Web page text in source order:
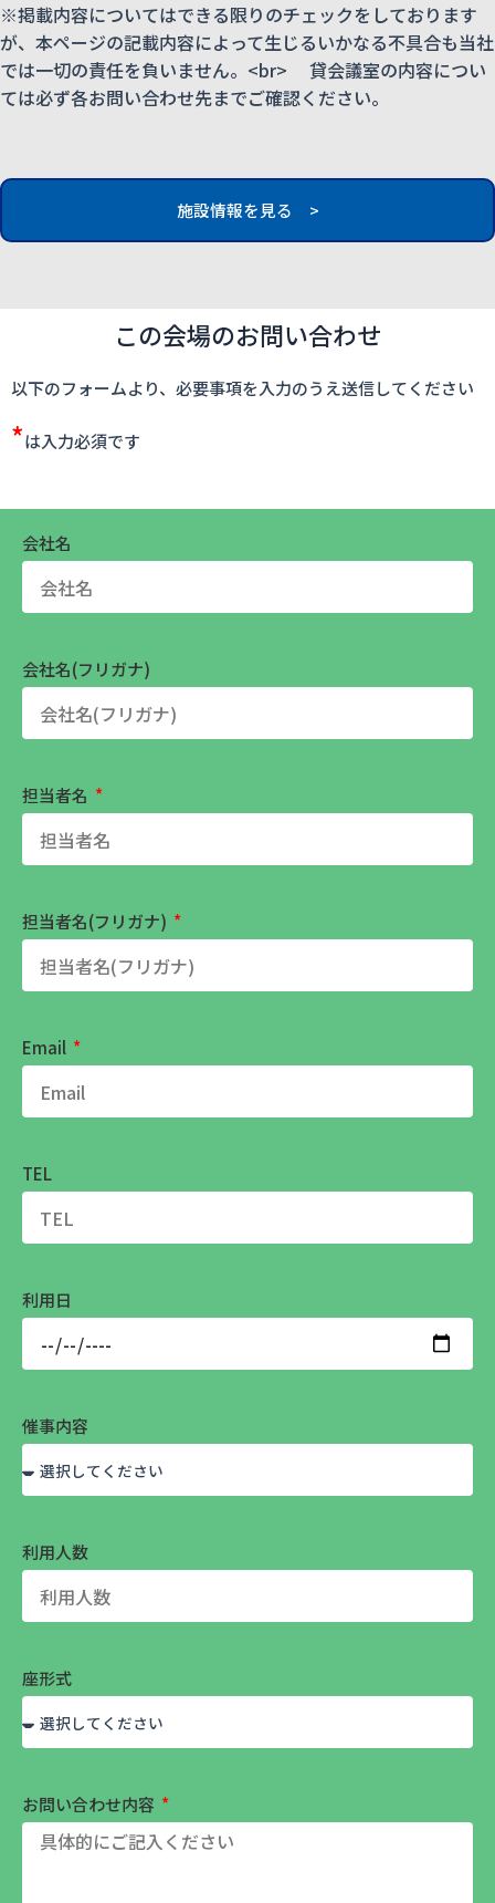
※掲載内容についてはできる限りのチェックをしております
が、本ページの記載内容によって生じるいかなる不具合も当社
では一切の責任を負いません。<br> 貸会議室の内容につい
ては必ず各お問い合わせ先までご確認ください。
施設情報を見る >
この会場のお問い合わせ
以下のフォームより、必要事項を入力のうえ送信してください
*は入力必須です
会社名
会社名(フリガナ)
担当者名
担当者名(フリガナ)
Email
TEL
利用日
催事内容
利用人数
座形式
お問い合わせ内容